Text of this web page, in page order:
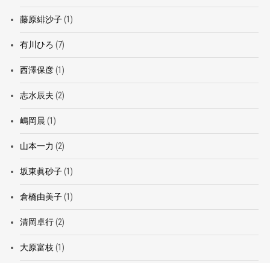
藤原緋沙子(1)
有川ひろ (7)
西澤保彦(1)
志水辰夫 (2)
嶋岡晨 (1)
山本一力 (2)
坂東眞砂子(1)
倉橋由美子(1)
清岡卓行(2)
大原富枝 (1)